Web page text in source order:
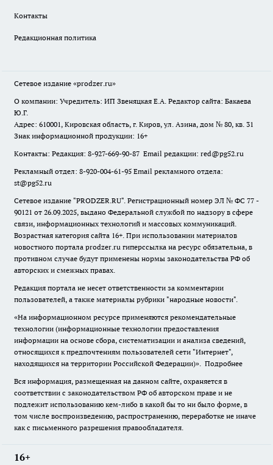
Контакты
Редакционная политика
Сетевое издание «prodzer.ru»
О компании: Учредитель: ИП Звеняцкая Е.А. Редактор сайта: Бакаева
Ю.Г.
Адрес: 610001, Кировская область, г. Киров, ул. Азина, дом № 80, кв. 31
Знак информационной продукции: 16+
Контакты: Редакция: 8-927-669-90-87 Email редакции: red@pg52.ru
Рекламный отдел: 8-920-004-61-95 Email рекламного отдела:
st@pg52.ru
Сетевое издание "PRODZER.RU". Регистрационный номер ЭЛ № ФС 77 -
90121 от 26.09.2025, выдано Федеральной службой по надзору в сфере
связи, информационных технологий и массовых коммуникаций.
Возрастная категория сайта 16+. При использовании материалов
новостного портала prodzer.ru гиперссылка на ресурс обязательна, в
противном случае будут применены нормы законодательства РФ об
авторских и смежных правах.
Редакция портала не несет ответственности за комментарии
пользователей, а также материалы рубрики "народные новости".
«На информационном ресурсе применяются рекомендательные
технологии (информационные технологии предоставления
информации на основе сбора, систематизации и анализа сведений,
относящихся к предпочтениям пользователей сети "Интернет",
находящихся на территории Российской Федерации)». Подробнее
Вся информация, размещенная на данном сайте, охраняется в
соответствии с законодательством РФ об авторском праве и не
подлежит использованию кем-либо в какой бы то ни было форме, в
том числе воспроизведению, распространению, переработке не иначе
как с письменного разрешения правообладателя.
16+